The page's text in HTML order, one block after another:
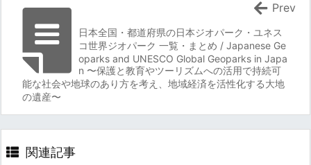
日本全国・都道府県の日本ジオパーク・ユネス
コ世界ジオパーク 一覧・まとめ / Japanese Ge
oparks and UNESCO Global Geoparks in Japa
n 〜保護と教育やツーリズムへの活用で持続可
能な社会や地球のあり方を考え、地域経済を活性化する大地
の遺産〜
Prev
関連記事